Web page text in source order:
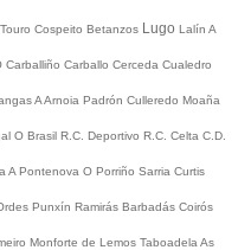
Touro Cospeito Betanzos Lugo Lalín A
Carballiño Carballo Cerceda Cualedro
A Arnoia Padrón Culleredo Moaña
O Brasil R.C. Deportivo R.C. Celta C.D.
A Pontenova O Porriño Sarria Curtis
Punxín Ramirás Barbadás Coirós
Monforte de Lemos Taboadela As